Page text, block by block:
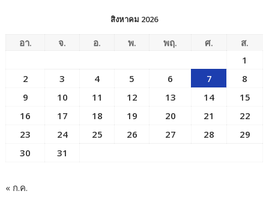
สิงหาคม 2026
อา. จ. อ. พ. พฤ. ศ.
ส.
1
2
3 4 5 6 7
8
9
10 11 12 13 14
15
16
17 18 19 20 21
22
23
24 25 26 27 28
29
30
31
« ก.ค.